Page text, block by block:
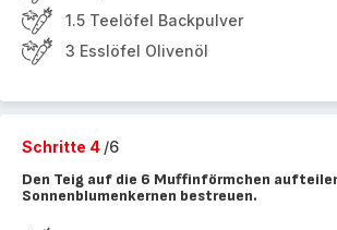
1.5 Teelöfel Backpulver
3 Esslöfel Olivenöl
Schritte 4 /6
Den Teig auf die 6 Muffinförmchen
Sonnenblumenkernen bestreuen.